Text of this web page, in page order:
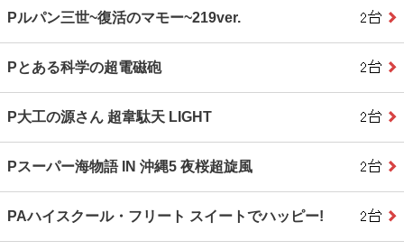
Pルパン三世~復活のマモー~219ver.
Pとある科学の超電磁砲
P大工の源さん 超韋駄天 LIGHT
Pスーパー海物語 IN 沖縄5 夜桜超旋風
PAハイスクール・フリート スイートでハッピー!